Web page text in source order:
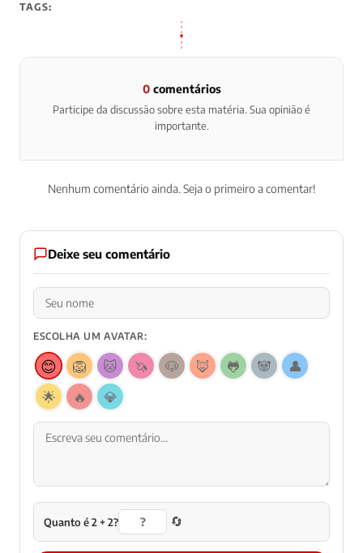
TAGS:
0comentários
Participe da discussão sobre esta matéria. Sua opinião é
importante.
Nenhum comentário ainda. Seja o primeiro a comentar!
Deixe seu comentário
ESCOLHA UM AVATAR:
😊 🦁 🐱 🦄 🐶 🦊 🐸 🐼
👤
🌟
🔥 💎
Quanto é 2 + 2? 🔄